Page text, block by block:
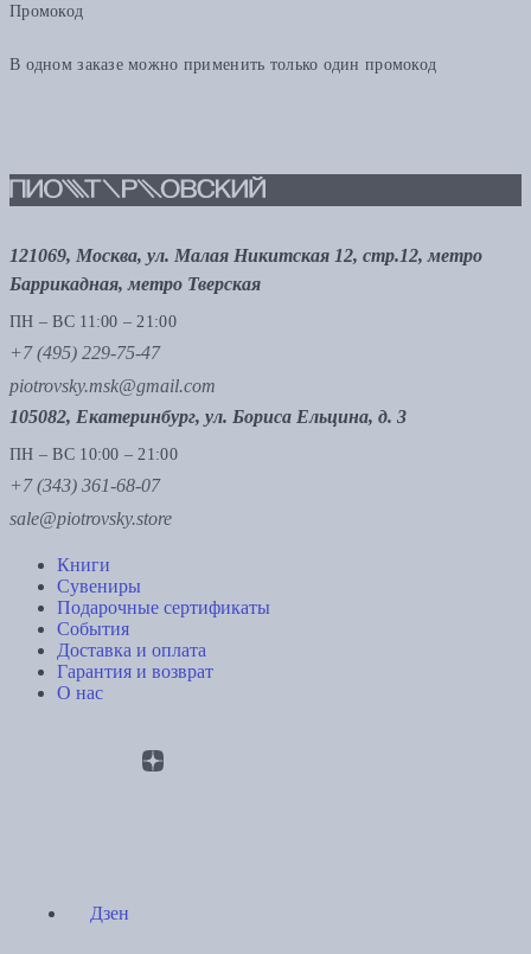
Промокод
В одном заказе можно применить только один промокод
121069, Москва, ул. Малая Никитская 12, стр.12, метро
Баррикадная, метро Тверская
ПН – ВС 11:00 – 21:00
+7 (495) 229-75-47
piotrovsky.msk@gmail.com
105082, Екатеринбург, ул. Бориса Ельцина, д. 3
ПН – ВС 10:00 – 21:00
+7 (343) 361-68-07
sale@piotrovsky.store
Книги
Сувениры
Подарочные сертификаты
События
Доставка и оплата
Гарантия и возврат
О нас
Дзен